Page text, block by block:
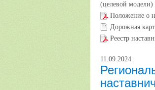
(целевой модели)
Положение о
Дорожная
Реестр
11.09.2024